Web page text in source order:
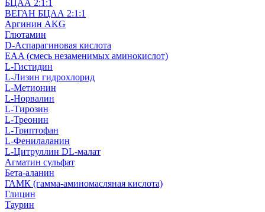
БЦАА 2:1:1
ВЕГАН БЦАА 2:1:1
Аргинин AKG
Глютамин
D-Аспарагиновая кислота
EAA (смесь незаменимых аминокислот)
L-Гистидин
L-Лизин гидрохлорид
L-Метионин
L-Норвалин
L-Тирозин
L-Треонин
L-Триптофан
L-Фенилаланин
L-Цитруллин DL-малат
Агматин cульфат
Бета-аланин
ГАМК (гамма-аминомасляная кислота)
Глицин
Таурин